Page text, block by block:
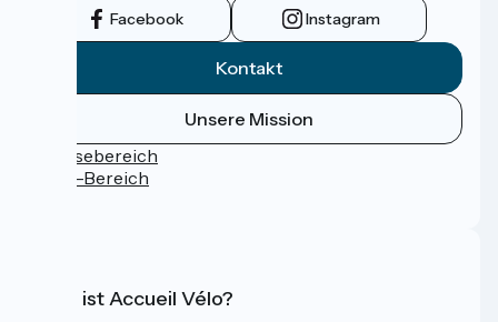
Facebook Instagram
Kontakt
Unsere Mission
Pressebereich
Profi-Bereich
Was ist Accueil Vélo?